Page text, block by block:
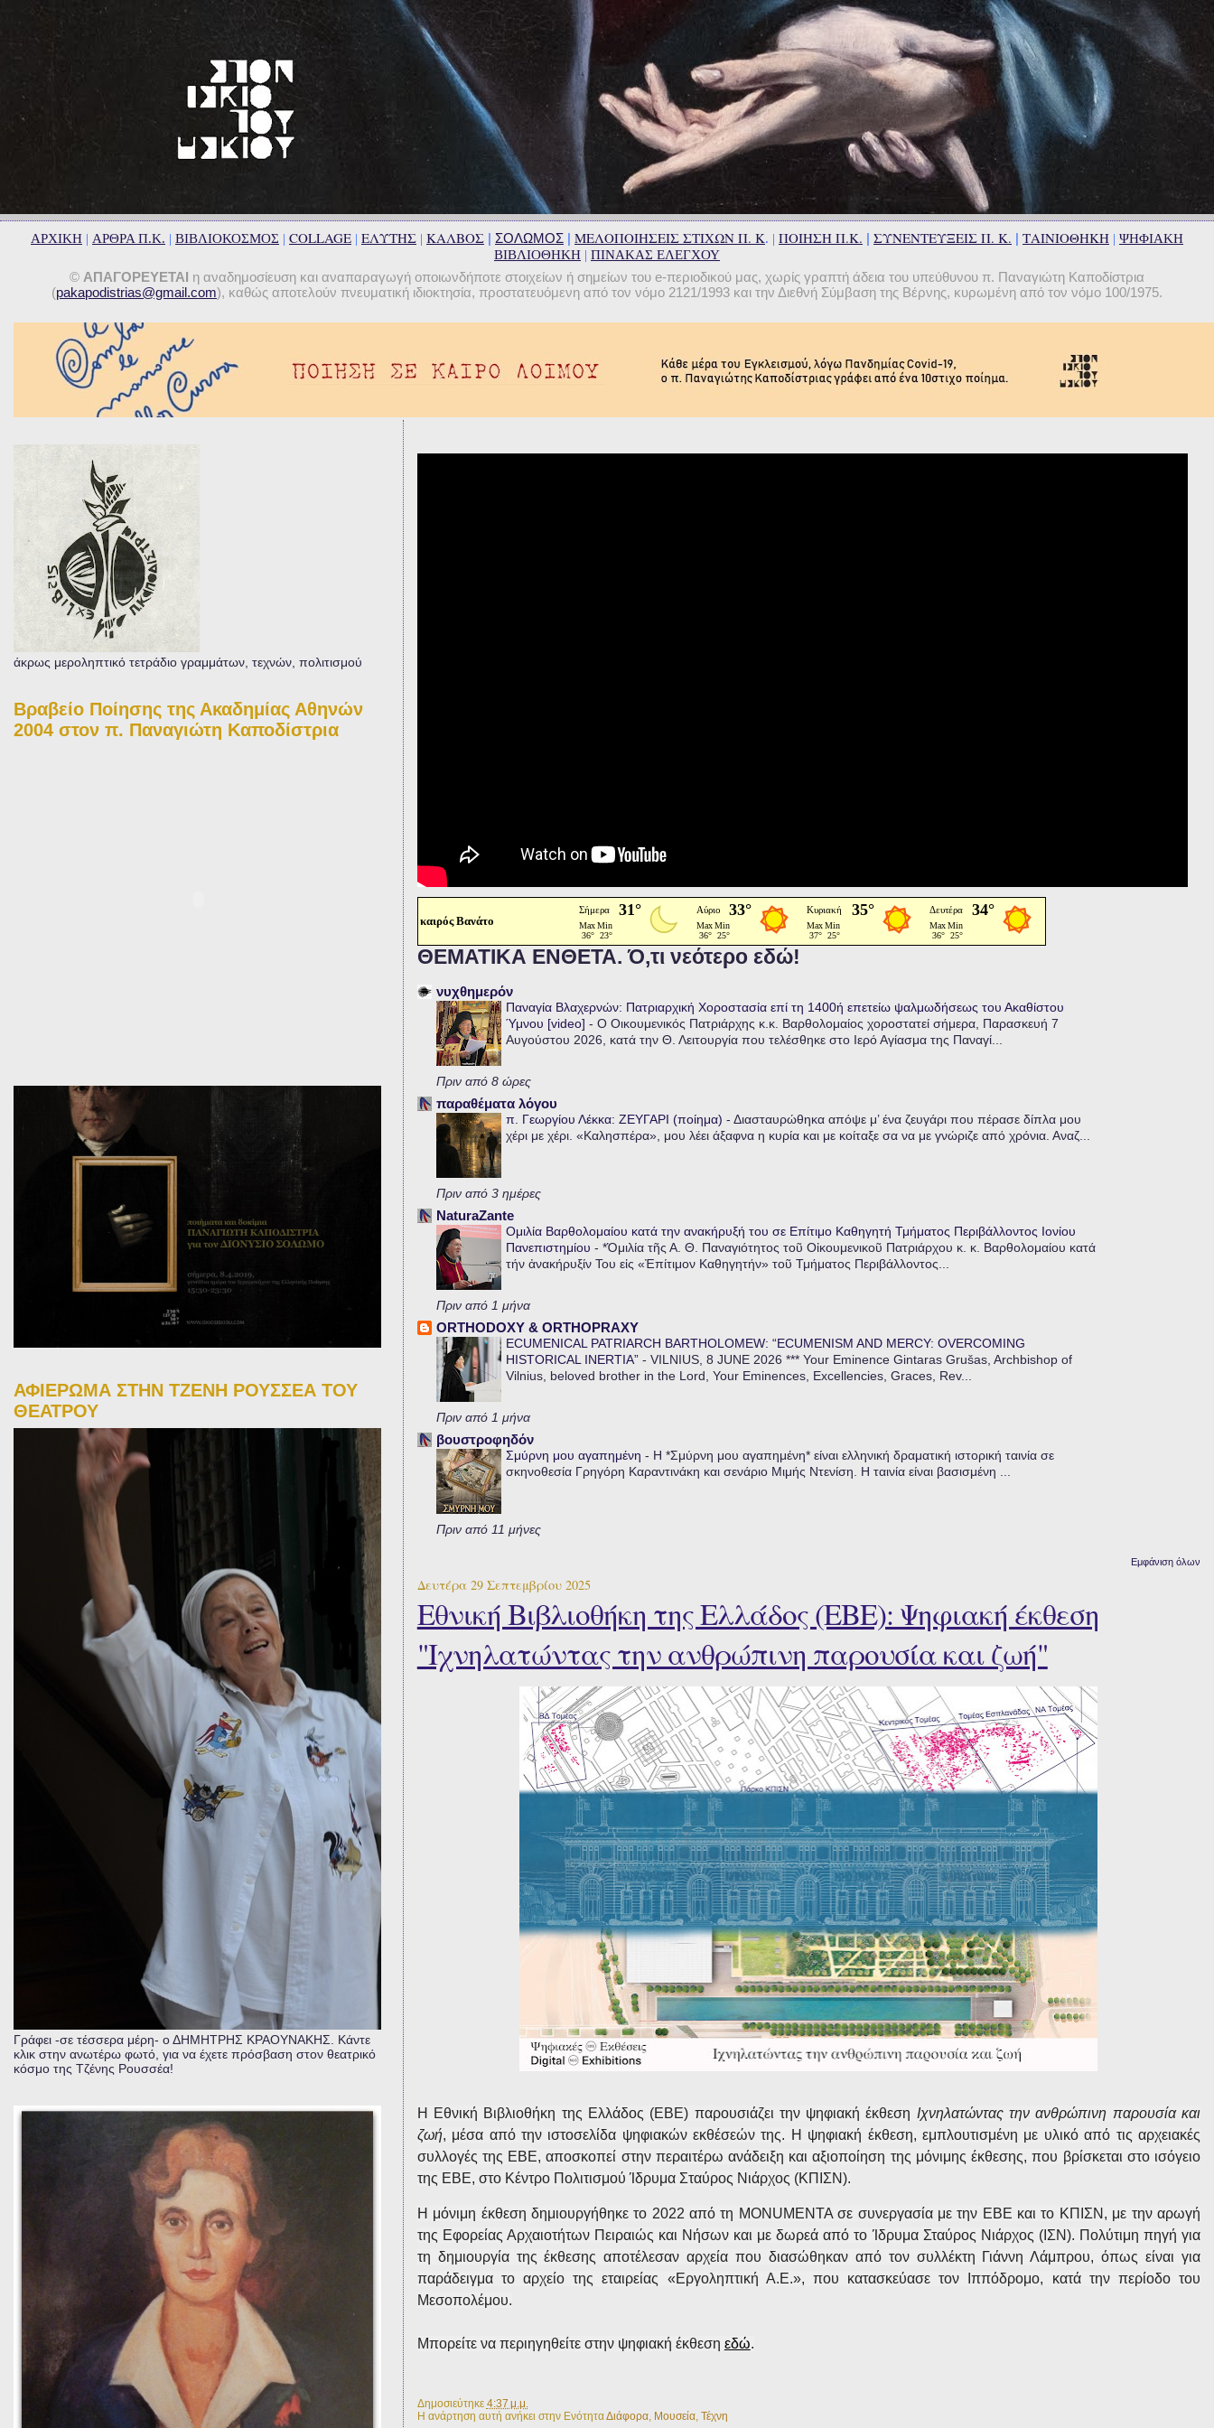
ΑΡΧΙΚΗ | ΑΡΘΡΑ Π.Κ. | ΒΙΒΛΙΟΚΟΣΜΟΣ | COLLAGE | ΕΛΥΤΗΣ | ΚΑΛΒΟΣ | ΣΟΛΩΜΟΣ | ΜΕΛΟΠΟΙΗΣΕΙΣ ΣΤΙΧΩΝ Π. Κ. | ΠΟΙΗΣΗ Π.Κ. | ΣΥΝΕΝΤΕΥΞΕΙΣ Π. Κ. | ΤΑΙΝΙΟΘΗΚΗ | ΨΗΦΙΑΚΗ
ΒΙΒΛΙΟΘΗΚΗ | ΠΙΝΑΚΑΣ ΕΛΕΓΧΟΥ
© ΑΠΑΓΟΡΕΥΕΤΑΙ η αναδημοσίευση και αναπαραγωγή οποιωνδήποτε στοιχείων ή σημείων του e-περιοδικού μας, χωρίς γραπτή άδεια του υπεύθυνου π. Παναγιώτη Καποδίστρια
(pakapodistrias@gmail.com), καθώς αποτελούν πνευματική ιδιοκτησία, προστατευόμενη από τον νόμο 2121/1993 και την Διεθνή Σύμβαση της Βέρνης, κυρωμένη από τον νόμο 100/1975.
καιρός Βανάτο
ΘΕΜΑΤΙΚΑ ΕΝΘΕΤΑ. Ό,τι νεότερο εδώ!
νυχθημερόν
Παναγία Βλαχερνών: Πατριαρχική Χοροστασία επί τη 1400ή επετείω ψαλμωδήσεως του Ακαθίστου
Ύμνου [video] - Ο Οικουμενικός Πατριάρχης κ.κ. Βαρθολομαίος χοροστατεί σήμερα, Παρασκευή 7
Αυγούστου 2026, κατά την Θ. Λειτουργία που τελέσθηκε στο Ιερό Αγίασμα της Παναγί...
Πριν από 8 ώρες
παραθέματα λόγου
π. Γεωργίου Λέκκα: ΖΕΥΓΑΡΙ (ποίημα) - Διασταυρώθηκα απόψε μ’ ένα ζευγάρι που πέρασε δίπλα μου
χέρι με χέρι. «Καλησπέρα», μου λέει άξαφνα η κυρία και με κοίταξε σα να με γνώριζε από χρόνια. Αναζ...
Πριν από 3 ημέρες
NaturaZante
Ομιλία Βαρθολομαίου κατά την ανακήρυξή του σε Επίτιμο Καθηγητή Τμήματος Περιβάλλοντος Ιονίου
Πανεπιστημίου - *Ὁμιλία τῆς Α. Θ. Παναγιότητος τοῦ Οἰκουμενικοῦ Πατριάρχου κ. κ. Βαρθολομαίου κατά
τήν ἀνακήρυξίν Του εἰς «Ἐπίτιμον Καθηγητήν» τοῦ Τμήματος Περιβάλλοντος...
Πριν από 1 μήνα
ORTHODOXY & ORTHOPRAXY
ECUMENICAL PATRIARCH BARTHOLOMEW: “ECUMENISM AND MERCY: OVERCOMING
HISTORICAL INERTIA” - VILNIUS, 8 JUNE 2026 *** Your Eminence Gintaras Grušas, Archbishop of
Vilnius, beloved brother in the Lord, Your Eminences, Excellencies, Graces, Rev...
Πριν από 1 μήνα
βουστροφηδόν
Σμύρνη μου αγαπημένη - Η *Σμύρνη μου αγαπημένη* είναι ελληνική δραματική ιστορική ταινία σε
σκηνοθεσία Γρηγόρη Καραντινάκη και σενάριο Μιμής Ντενίση. Η ταινία είναι βασισμένη ...
Πριν από 11 μήνες
Εμφάνιση όλων
Δευτέρα 29 Σεπτεμβρίου 2025
Εθνική Βιβλιοθήκη της Ελλάδος (ΕΒΕ): Ψηφιακή έκθεση
"Ιχνηλατώντας την ανθρώπινη παρουσία και ζωή"
Η Εθνική Βιβλιοθήκη της Ελλάδος (ΕΒΕ) παρουσιάζει την ψηφιακή έκθεση Ιχνηλατώντας την ανθρώπινη παρουσία και
ζωή, μέσα από την ιστοσελίδα ψηφιακών εκθέσεών της. Η ψηφιακή έκθεση, εμπλουτισμένη με υλικό από τις αρχειακές
συλλογές της ΕΒΕ, αποσκοπεί στην περαιτέρω ανάδειξη και αξιοποίηση της μόνιμης έκθεσης, που βρίσκεται στο ισόγειο
της ΕΒΕ, στο Κέντρο Πολιτισμού Ίδρυμα Σταύρος Νιάρχος (ΚΠΙΣΝ).
Η μόνιμη έκθεση δημιουργήθηκε το 2022 από τη MONUMENTA σε συνεργασία με την ΕΒΕ και το ΚΠΙΣΝ, με την αρωγή
της Εφορείας Αρχαιοτήτων Πειραιώς και Νήσων και με δωρεά από το Ίδρυμα Σταύρος Νιάρχος (ΙΣΝ). Πολύτιμη πηγή για
τη δημιουργία της έκθεσης αποτέλεσαν αρχεία που διασώθηκαν από τον συλλέκτη Γιάννη Λάμπρου, όπως είναι για
παράδειγμα το αρχείο της εταιρείας «Εργοληπτική Α.Ε.», που κατασκεύασε τον Ιππόδρομο, κατά την περίοδο του
Μεσοπολέμου.
Μπορείτε να περιηγηθείτε στην ψηφιακή έκθεση εδώ.
Δημοσιεύτηκε 4:37 μ.μ.
Η ανάρτηση αυτή ανήκει στην ΕνότηταΔιάφορα, Μουσεία, Τέχνη
άκρως μεροληπτικό τετράδιο γραμμάτων, τεχνών, πολιτισμού
Βραβείο Ποίησης της Ακαδημίας Αθηνών
2004 στον π. Παναγιώτη Καποδίστρια
ΑΦΙΕΡΩΜΑ ΣΤΗΝ ΤΖΕΝΗ ΡΟΥΣΣΕΑ ΤΟΥ
ΘΕΑΤΡΟΥ
Γράφει -σε τέσσερα μέρη- ο ΔΗΜΗΤΡΗΣ ΚΡΑΟΥΝΑΚΗΣ. Κάντε
κλικ στην ανωτέρω φωτό, για να έχετε πρόσβαση στον θεατρικό
κόσμο της Τζένης Ρουσσέα!